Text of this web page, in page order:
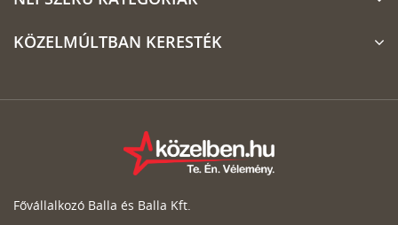
KÖZELMÚLTBAN KERESTÉK
Fővállalkozó Balla és Balla Kft.